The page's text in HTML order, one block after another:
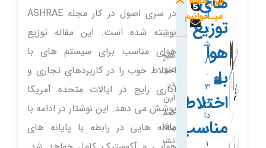
توزیع
هوا
با
اختلاط
مناسب
ان
ت
ش
ار
:
3
مر
دا
د
1
میـخوانیم
هیچ
عنوانی
در
این
صفحه
یافت
نشد.
در سری اصول در کار مجله ASHRAE
نوشته شده است. این مقاله توزیع
هوای مناسب برای سیستم های با
اختلاط خوب را در کاربردهای تجاری و
اداری رایج در ایالات متحده آمریکا
پوشش می دهد. این نوشتار در ادامه با
مقاله هایی در رابطه با پایانه های